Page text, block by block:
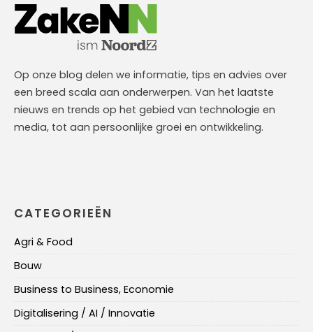
Op onze blog delen we informatie, tips en advies over
een breed scala aan onderwerpen. Van het laatste
nieuws en trends op het gebied van technologie en
media, tot aan persoonlijke groei en ontwikkeling.
CATEGORIEËN
Agri & Food
Bouw
Business to Business, Economie
Digitalisering / AI / Innovatie